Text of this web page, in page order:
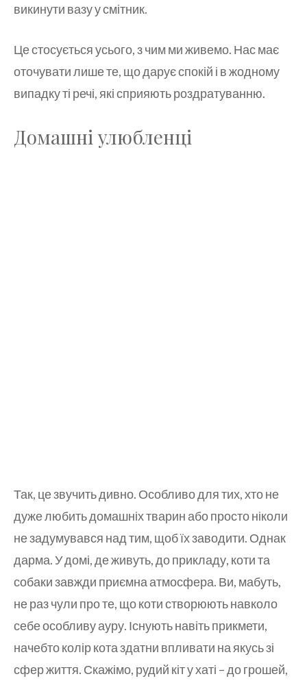
викинути вазу у смітник.
Це стосується усього, з чим ми живемо. Нас має
оточувати лише те, що дарує спокій і в жодному
випадку ті речі, які сприяють роздратуванню.
Домашні улюбленці
Так, це звучить дивно. Особливо для тих, хто не
дуже любить домашніх тварин або просто ніколи
не задумувався над тим, щоб їх заводити. Однак
дарма. У домі, де живуть, до прикладу, коти та
собаки завжди приємна атмосфера. Ви, мабуть,
не раз чули про те, що коти створюють навколо
себе особливу ауру. Існують навіть прикмети,
начебто колір кота здатни впливати на якусь зі
сфер життя. Скажімо, рудий кіт у хаті – до грошей,